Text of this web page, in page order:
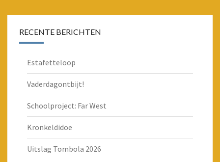
RECENTE BERICHTEN
Estafetteloop
Vaderdagontbijt!
Schoolproject: Far West
Kronkeldidoe
Uitslag Tombola 2026